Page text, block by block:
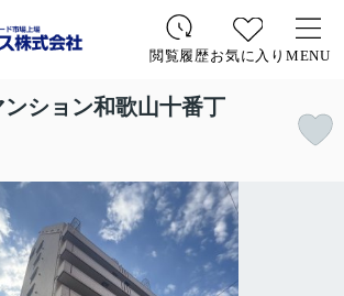
閲覧履歴お気に入り MENU
ション和歌山十番丁